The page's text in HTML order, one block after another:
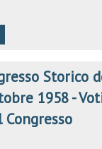
Storico
1958 -